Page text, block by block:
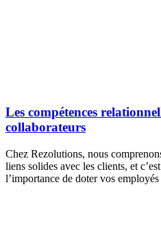
Les compétences
collaborateurs
Chez Rezolutions, nous
liens solides avec les clients, et
l’importance de doter vos employés